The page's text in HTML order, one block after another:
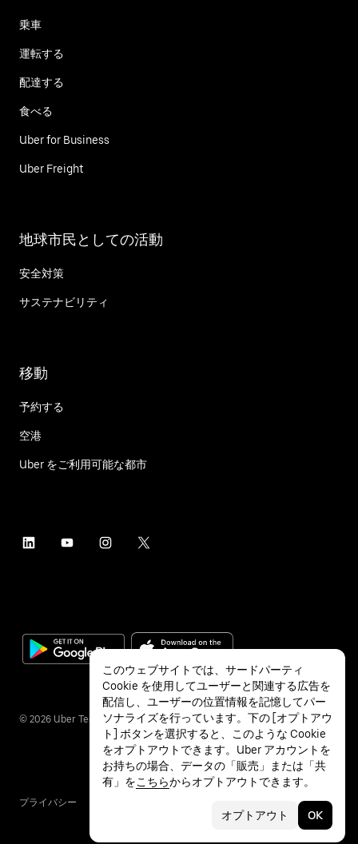
乗車
運転する
配達する
食べる
Uber for Business
Uber Freight
地球市民としての活動
安全対策
サステナビリティ
移動
予約する
空港
Uber をご利用可能な都市
© 2026 Uber Technologies Inc.
プライバシー
このウェブサイトでは、サードパーティ
Cookie を使用してユーザーと関連する広告を
配信し、ユーザーの位置情報を記憶してパー
ソナライズを行っています。下の [オプトアウ
ト] ボタンを選択すると、このような Cookie
をオプトアウトできます。Uber アカウントを
お持ちの場合、データの「販売」または「共
有」をこちらからオプトアウトできます。
オプトアウト OK